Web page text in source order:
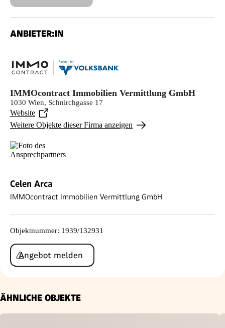
ANBIETER:IN
IMMOcontract Immobilien Vermittlung GmbH
1030 Wien, Schnirchgasse 17
Website
Weitere Objekte dieser Firma anzeigen
Celen Arca
IMMOcontract Immobilien Vermittlung GmbH
Objektnummer: 1939/132931
Angebot melden
ÄHNLICHE OBJEKTE